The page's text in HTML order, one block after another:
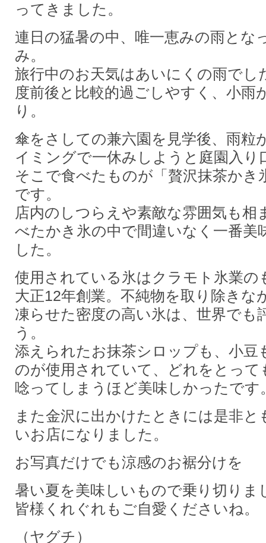
ってきました。
連日の猛暑の中、唯一恵みの雨とな
み。
旅行中のお天気はあいにくの雨でし
度前後と比較的過ごしやすく、小雨
り。
傘をさしての兼六園を見学後、雨粒
イミングで一休みしようと庭園入り
そこで食べたものが「贅沢抹茶かき
です。
店内のしつらえや素敵な雰囲気も相
べたかき氷の中で間違いなく一番美
した。
使用されている氷はクラモト氷業の
大正12年創業。不純物を取り除きな
凍らせた密度の高い氷は、世界でも
う。
添えられたお抹茶シロップも、小豆
のが使用されていて、どれをとって
唸ってしまうほど美味しかったです
また金沢に出かけたときには是非と
いお店になりました。
お写真だけでも涼感のお裾分けを
暑い夏を美味しいもので乗り切りま
皆様くれぐれもご自愛くださいね。
（ヤグチ）